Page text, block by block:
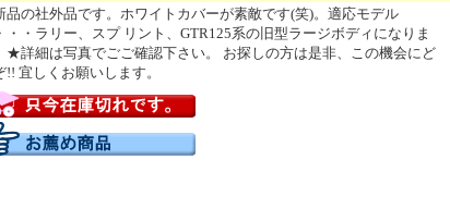
の社外品です。ホワイトカバーが素敵です(笑)。適応モデル
・・ラリー、スプ リント、GTR125系の旧型ラージボディになりま
★詳細は写真でごご確認下さい。 お探しの方は是非、この機会にど
!! 宜しくお願いします。